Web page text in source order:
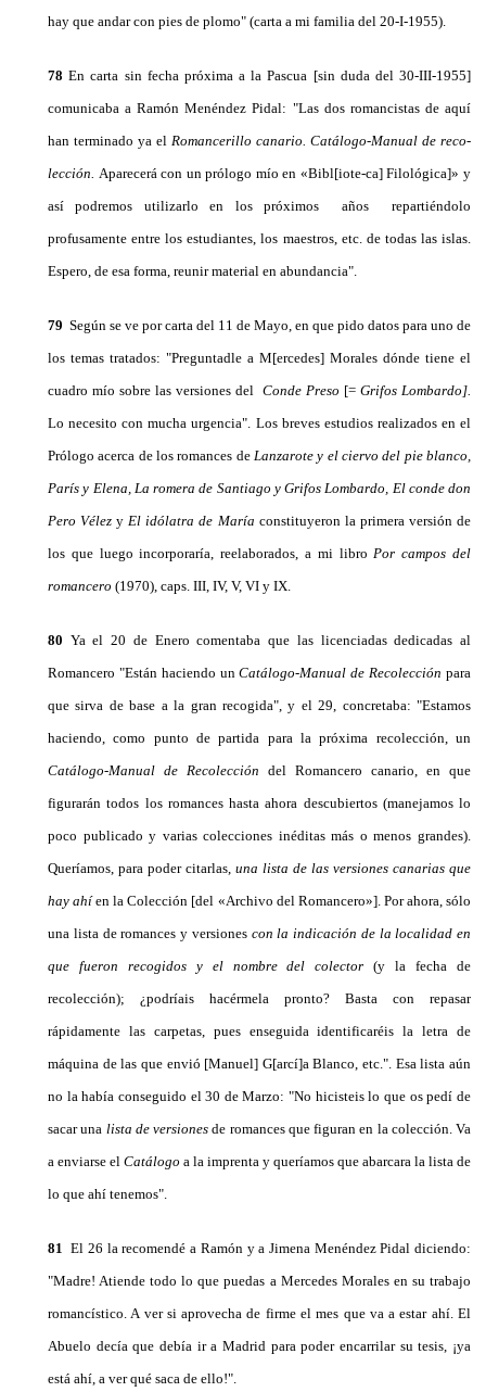
hay que an­dar con pies de plomo" (carta a mi familia del 20-I-1955).
78 En carta sin fecha próxima a la Pascua [sin duda del 30-III-1955]
comunicaba a Ramón Menéndez Pidal: "Las dos romancistas de aquí
han terminado ya el Romancerillo canario. Catálogo-Manual de reco­
lección. Aparecerá con un prólogo mío en «Bibl[iote-ca] Filológica]» y
así podremos utilizarlo en los pró­ximos años repartiéndolo
profusamente entre los estudiantes, los maestros, etc. de todas las islas.
Espe­ro, de esa forma, reunir material en abundancia".
79 Según se ve por carta del 11 de Mayo, en que pido datos para uno de
los temas tratados: "Pregun­tadle a M[ercedes] Morales dónde tiene el
cuadro mío sobre las versiones del Conde Preso [= Grifos Lombardo].
Lo necesito con mucha urgencia". Los breves estudios realizados en el
Prólogo acerca de los romances de Lanzarote y el ciervo del pie blanco,
París y Elena, La romera de Santiago y Grifos Lombardo, El conde don
Pero Vélezy El idólatra de María constitu­yeron la primera versión de
los que luego incorpora­ría, reelaborados, a mi libro Por campos del
romance­ro (1970), caps. III, IV, V, VI y IX.
80 Ya el 20 de Enero comentaba que las licenciadas dedicadas al
Romancero "Están haciendo unCatálo­go-Manual de Recolecciónpara
que sirva de base a la gran recogida", y el 29, concretaba: "Estamos
hacien­do, como punto de partida para la próxima recolec­ción, un
Catálogo-Manual de Recolección del Roman­cero canario, en que
figurarán todos los romances hasta ahora descubiertos (manejamos lo
poco publi­cado y varias colecciones inéditas más o menos gran­des).
Queríamos, para poder citarlas, una lista de las versiones canarias que
hay ahíen la Colección [del «Archivo del Romancero»]. Por ahora, sólo
una lista de romances y versiones con la indicación de la locali­dad en
que fueron recogidos y el nombre del colector(y la fecha de
recolección); ¿podríais hacérmela pronto? Basta con repasar
rápidamente las carpetas, pues en­seguida identificaréis la letra de
máquina de las que envió [Manuel] G[arcí]a Blanco, etc.". Esa lista aún
no la había conseguido el 30 de Marzo: "No hicisteis lo que os pedí de
sacar una lista de versionesde ro­mances que figuran en la colección. Va
a enviarse el Catálogo a la imprenta y queríamos que abarcara la lista de
lo que ahí tenemos".
81 El 26 la recomendé a Ramón y a Jimena Menén­dez Pidal diciendo:
"Madre! Atiende todo lo que pue­das a Mercedes Morales en su trabajo
romancístico. A ver si aprovecha de firme el mes que va a estar ahí. El
Abuelo decía que debía ir a Madrid para poder enca­rrilar su tesis, ¡ya
está ahí, a ver qué saca de ello!".